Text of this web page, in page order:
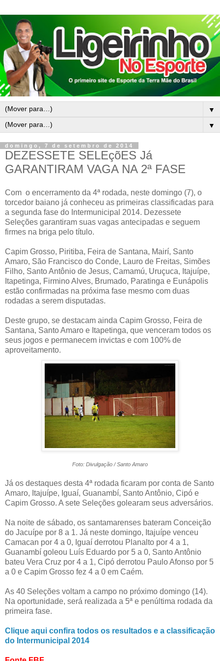
▼
▼
domingo, 7 de setembro de 2014
DEZESSETE SELEçõES Já
GARANTIRAM VAGA NA 2ª FASE
Com o encerramento da 4ª rodada, neste domingo (7), o
torcedor baiano já conheceu as primeiras classificadas para
a segunda fase do Intermunicipal 2014. Dezessete
Seleções garantiram suas vagas antecipadas e seguem
firmes na briga pelo título.
Capim Grosso, Piritiba, Feira de Santana, Mairí, Santo
Amaro, São Francisco do Conde, Lauro de Freitas, Simões
Filho, Santo Antônio de Jesus, Camamú, Uruçuca, Itajuípe,
Itapetinga, Firmino Alves, Brumado, Paratinga e Eunápolis
estão confirmadas na próxima fase mesmo com duas
rodadas a serem disputadas.
Deste grupo, se destacam ainda Capim Grosso, Feira de
Santana, Santo Amaro e Itapetinga, que venceram todos os
seus jogos e permanecem invictas e com 100% de
aproveitamento.
Foto: Divulgação / Santo Amaro
Já os destaques desta 4ª rodada ficaram por conta de Santo
Amaro, Itajuípe, Iguaí, Guanambí, Santo Antônio, Cipó e
Capim Grosso. A sete Seleções golearam seus adversários.
Na noite de sábado, os santamarenses bateram Conceição
do Jacuípe por 8 a 1. Já neste domingo, Itajuípe venceu
Camacan por 4 a 0, Iguaí derrotou Planalto por 4 a 1,
Guanambí goleou Luís Eduardo por 5 a 0, Santo Antônio
bateu Vera Cruz por 4 a 1, Cipó derrotou Paulo Afonso por 5
a 0 e Capim Grosso fez 4 a 0 em Caém.
As 40 Seleções voltam a campo no próximo domingo (14).
Na oportunidade, será realizada a 5ª e penúltima rodada da
primeira fase.
Clique aqui confira todos os resultados e a classificação
do Intermunicipal 2014